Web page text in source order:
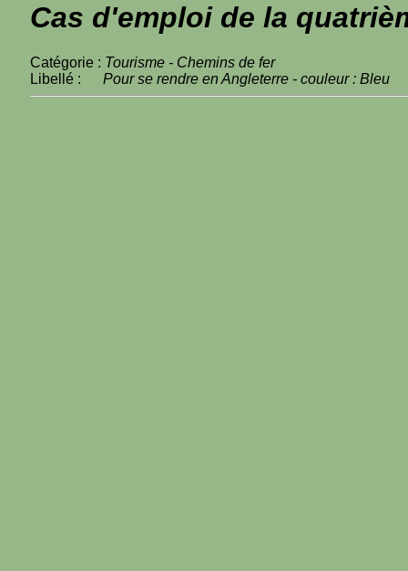
Cas d'emploi de la
Catégorie : Tourisme - Chemins de fer
Libellé : Pour se rendre en Angleterre - couleur : Bleu